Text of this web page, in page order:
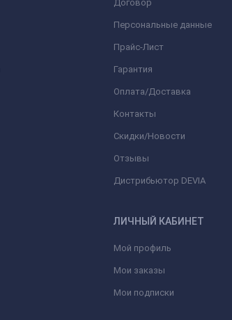
Договор
Персональные данные
Прайс-Лист
Гарантия
Оплата/Доставка
Контакты
Скидки/Новости
Отзывы
Дистрибьютор DEVIA
ЛИЧНЫЙ КАБИНЕТ
Мой профиль
Мои заказы
Мои подписки